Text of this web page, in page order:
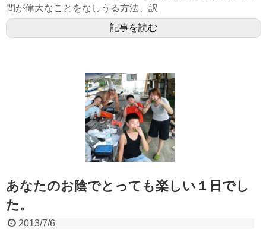
間が偉大なことをなしうる方法、訳
記事を読む
あなたのお陰でとっても楽しい１日でし
た。
2013/7/6